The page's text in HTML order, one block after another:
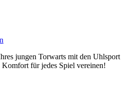
jungen Torwarts mit den Uhlsport
für jedes Spiel vereinen!